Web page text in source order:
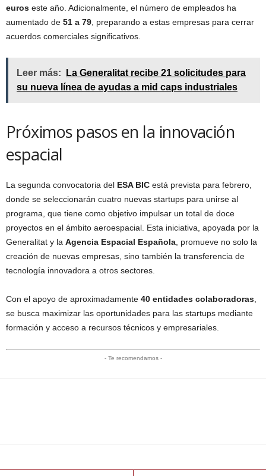
euros este año. Adicionalmente, el número de empleados ha
aumentado de 51 a 79, preparando a estas empresas para cerrar
acuerdos comerciales significativos.
Leer más:
La Generalitat recibe 21 solicitudes para
su nueva línea de ayudas a mid caps industriales
Próximos pasos en la innovación
espacial
La segunda convocatoria del ESA BIC está prevista para febrero,
donde se seleccionarán cuatro nuevas startups para unirse al
programa, que tiene como objetivo impulsar un total de doce
proyectos en el ámbito aeroespacial. Esta iniciativa, apoyada por la
Generalitat y la Agencia Espacial Española, promueve no solo la
creación de nuevas empresas, sino también la transferencia de
tecnología innovadora a otros sectores.
Con el apoyo de aproximadamente 40 entidades colaboradoras,
se busca maximizar las oportunidades para las startups mediante
formación y acceso a recursos técnicos y empresariales.
- Te recomendamos -